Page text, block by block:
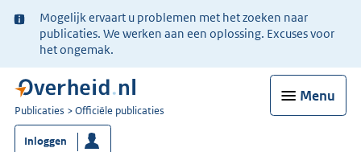
Ter
informatie:
Mogelijk ervaart u problemen met het zoeken naar
publicaties. We werken aan een oplossing. Excuses voor
het ongemak.
Menu
U
bent
nu
Publicaties Officiële publicaties
Inloggen